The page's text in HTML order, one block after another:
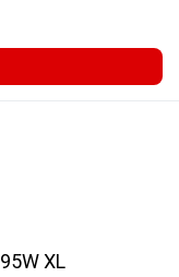
XL